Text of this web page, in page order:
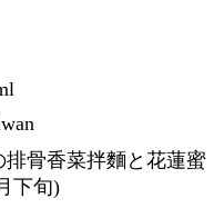
骨香菜拌麵と花蓮蜜
下旬)